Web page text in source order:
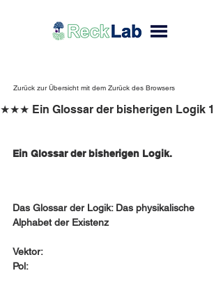
Zurück zur Übersicht mit dem Zurück des Browsers
★★★ Ein Glossar der bisherigen Logik 1
Ein Glossar der bisherigen Logik.
Das Glossar der Logik: Das physikalische
Alphabet der Existenz
Vektor:
Pol: